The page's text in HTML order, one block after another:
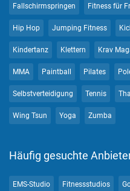
Fallschirmspringen Fitness für
Hip Hop Jumping Fitness
Kindertanz Klettern Krav
MMA Paintball Pilates
Selbstverteidigung Tennis
Wing Tsun Yoga Zumba
Häufig gesuchte
EMS-Studio Fitnessstudios